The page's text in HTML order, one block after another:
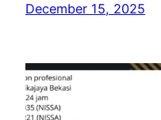
December 15, 2025